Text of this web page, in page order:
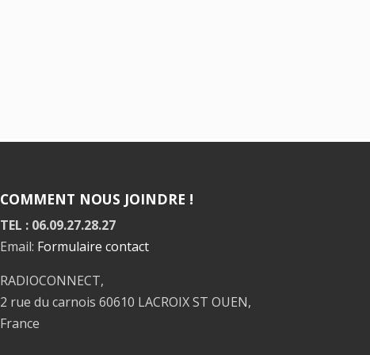
COMMENT NOUS JOINDRE !
TEL : 06.09.27.28.27
Email: Formulaire contact
RADIOCONNECT,
2 rue du carnois 60610 LACROIX ST OUEN,
France